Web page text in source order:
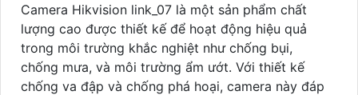
Camera Hikvision link_07 là một sản phẩm chất
lượng cao được thiết kế để hoạt động hiệu quả
trong môi trường khắc nghiệt như chống bụi,
chống mưa, và môi trường ẩm ướt. Với thiết kế
chống va đập và chống phá hoại, camera này đáp